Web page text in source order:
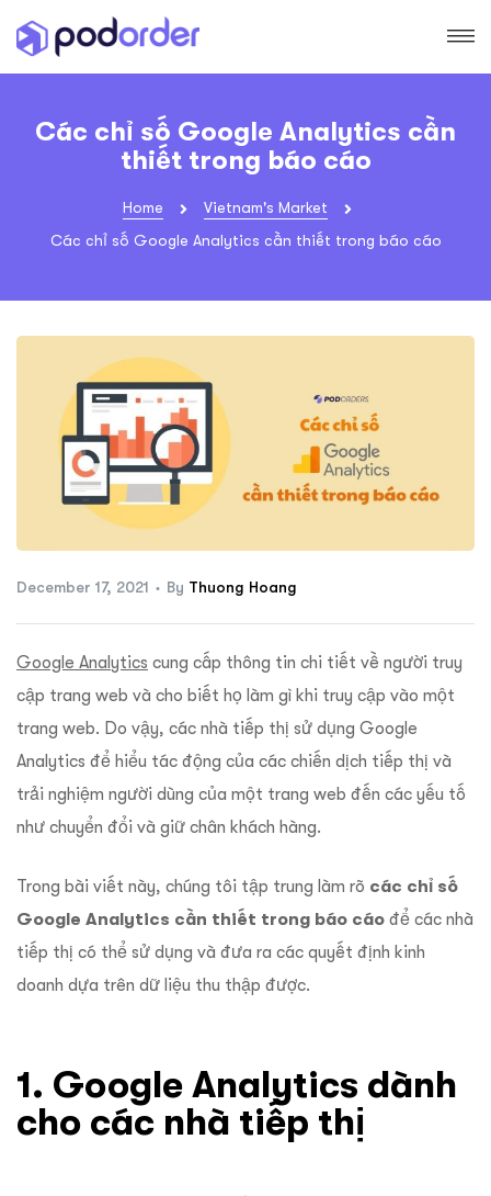
Các chỉ số Google Analytics cần
thiết trong báo cáo
Home
Vietnam's Market
Các chỉ số Google Analytics cần thiết trong báo cáo
December 17, 2021 By Thuong Hoang
Google Analytics cung cấp thông tin chi tiết về người truy
cập trang web và cho biết họ làm gì khi truy cập vào một
trang web. Do vậy, các nhà tiếp thị sử dụng Google
Analytics để hiểu tác động của các chiến dịch tiếp thị và
trải nghiệm người dùng của một trang web đến các yếu tố
như chuyển đổi và giữ chân khách hàng.
Trong bài viết này, chúng tôi tập trung làm rõ các chỉ số
Google Analytics cần thiết trong báo cáo để các nhà
tiếp thị có thể sử dụng và đưa ra các quyết định kinh
doanh dựa trên dữ liệu thu thập được.
1. Google Analytics dành
cho các nhà tiếp thị